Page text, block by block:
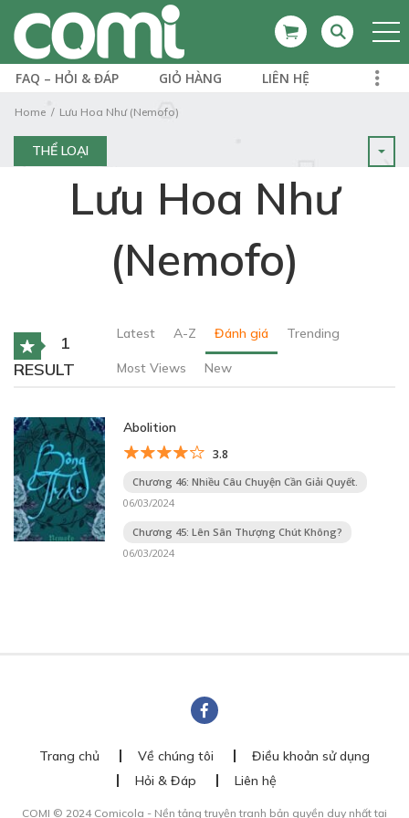
FAQ – HỎI & ĐÁP GIỎ HÀNG LIÊN HỆ
Home Lưu Hoa Như (Nemofo)
THỂ LOẠI
Lưu Hoa Như
(Nemofo)
1
RESULT
Latest A-Z Đánh giá Trending
Most Views New
Abolition
3.8
Chương 46: Nhiều Câu Chuyện Cần Giải Quyết.
06/03/2024
Chương 45: Lên Sân Thượng Chút Không?
06/03/2024
Trang chủ Về chúng tôi
Điều khoản sử dụng
Hỏi & Đáp
Liên hệ
COMI © 2024 Comicola - Nền tảng truyện tranh bản quyền duy nhất tại